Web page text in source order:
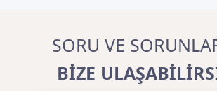
SORU VE
BİZE